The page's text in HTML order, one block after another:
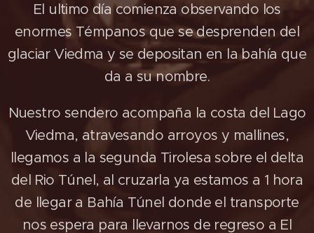
El ultimo día comienza observando los
enormes Témpanos que se desprenden del
glaciar Viedma y se depositan en la bahía que
da a su nombre.
Nuestro sendero acompaña la costa del Lago
Viedma, atravesando arroyos y mallines,
llegamos a la segunda Tirolesa sobre el delta
del Rio Túnel, al cruzarla ya estamos a 1 hora
de llegar a Bahía Túnel donde el transporte
nos espera para llevarnos de regreso a El